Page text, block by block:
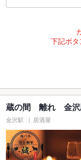
下記ボタ
蔵の間 離れ 金沢
金沢駅 居酒屋